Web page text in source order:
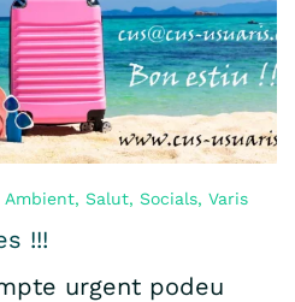
Ambient, Salut, Socials, Varis
!!!
urgent podeu